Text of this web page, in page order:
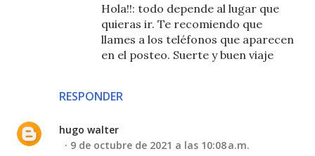
RESPONDER
Hola!!: todo depende al lugar que
quieras ir. Te recomiendo que
llames a los teléfonos que aparecen
en el posteo. Suerte y buen viaje
hugo walter
9 de octubre de 2021 a las 10:08 a.m.